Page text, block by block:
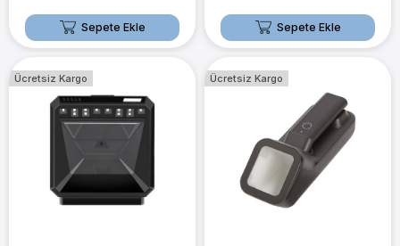
Sepete Ekle Sepete Ekle
Ücretsiz Kargo Ücretsiz Kargo